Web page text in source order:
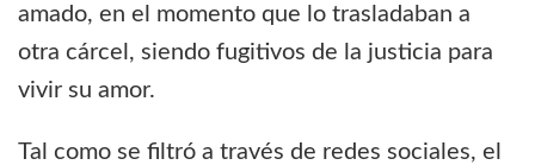
amado, en el momento que lo trasladaban a
otra cárcel, siendo fugitivos de la justicia para
vivir su amor.
Tal como se filtró a través de redes sociales, el